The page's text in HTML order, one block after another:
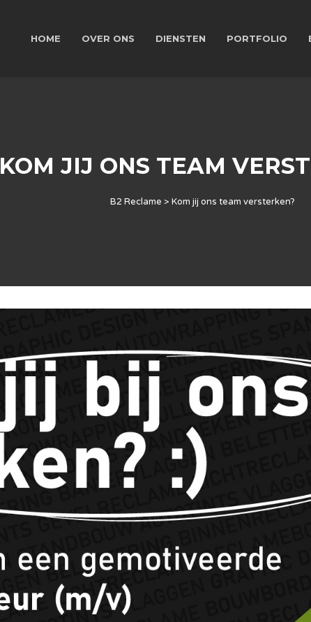
HOME OVER ONS DIENSTEN PORTFOLIO
KOM JIJ ONS TEAM
B2 Reclame > Kom jij ons team versterken?